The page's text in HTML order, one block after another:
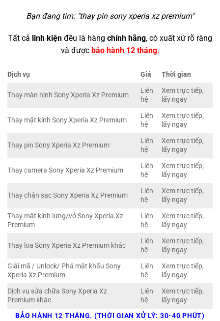
Bạn đang tìm: "thay pin sony xperia xz premium"
Tất cả linh kiện đều là hàng chính hãng, có xuất xứ rõ ràng
và được bảo hành 12 tháng.
Dịch vụ Giá Thời gian
Thay màn hình Sony Xperia Xz Premium
Liên
hệ
Xem trực tiếp,
lấy ngay
Thay mặt kính Sony Xperia Xz Premium
Liên
hệ
Xem trực tiếp,
lấy ngay
Thay pin Sony Xperia Xz Premium
Liên
hệ
Xem trực tiếp,
lấy ngay
Thay camera Sony Xperia Xz Premium
Liên
hệ
Xem trực tiếp,
lấy ngay
Thay chân sạc Sony Xperia Xz Premium
Liên
hệ
Xem trực tiếp,
lấy ngay
Thay mặt kính lưng/vỏ Sony Xperia Xz
Premium
Liên
hệ
Xem trực tiếp,
lấy ngay
Thay loa Sony Xperia Xz Premium khác
Liên
hệ
Xem trực tiếp,
lấy ngay
Giải mã / Unlock/ Phá mật khẩu Sony
Xperia Xz Premium
Liên
hệ
Xem trực tiếp,
lấy ngay
Dịch vụ sửa chữa Sony Xperia Xz
Premium khác
Liên
hệ
Xem trực tiếp,
lấy ngay
BẢO HÀNH 12 THÁNG. (THỜI GIAN XỬ LÝ: 30-40 PHÚT)